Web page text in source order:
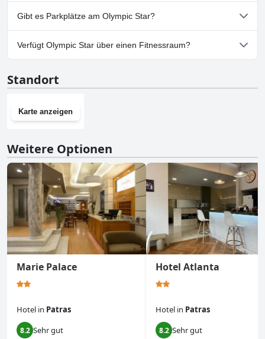
Nein, Olympic Star erlaubt keine Hunde.
Gibt es Parkplätze am Olympic Star?
Nein, im Olympic Star gibt es keine Parkmöglichkeiten.
Verfügt Olympic Star über einen Fitnessraum?
Standort
Karte anzeigen
Weitere Optionen
Marie Palace
Hotel in Patras
8.2 Sehr gut
Hotel Atlanta
Hotel in Patras
8.2 Sehr gut